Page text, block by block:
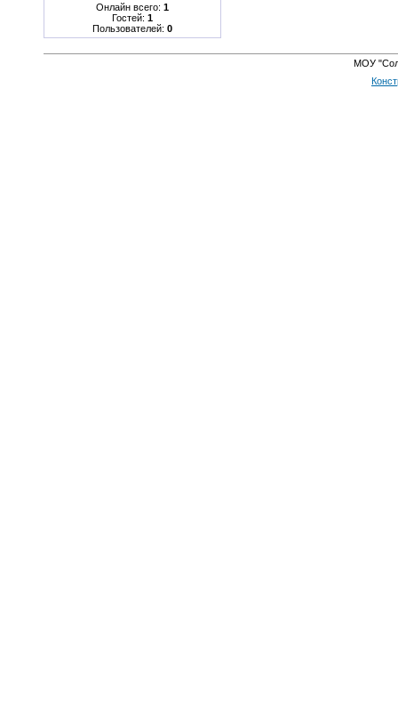
Онлайн всего: 1
Гостей: 1
Пользователей: 0
МОУ